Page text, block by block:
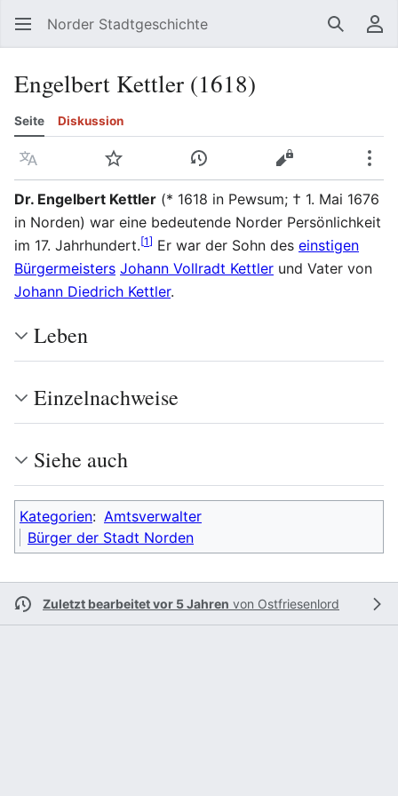
Norder Stadtgeschichte Suchen
Engelbert Kettler (1618)
Seite Diskussion
Sprache Beobachten Versionsgeschichte
Quelltext
Dr. Engelbert Kettler (* 1618 in Pewsum; † 1. Mai 1676
in Norden) war eine bedeutende Norder Persönlichkeit
im 17. Jahrhundert.[1] Er war der Sohn des einstigen
Bürgermeisters Johann Vollradt Kettler und Vater von
Johann Diedrich Kettler.
Leben
Einzelnachweise
Siehe auch
Kategorien: Amtsverwalter
Bürger der Stadt Norden
Zuletzt bearbeitet vor 5 Jahren von Ostfriesenlord